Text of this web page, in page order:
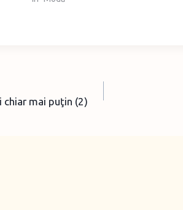
chiar mai puţin (2)